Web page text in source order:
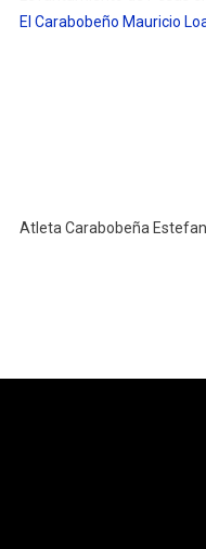
El Carabobeño Mauricio
Atleta Carabobeña